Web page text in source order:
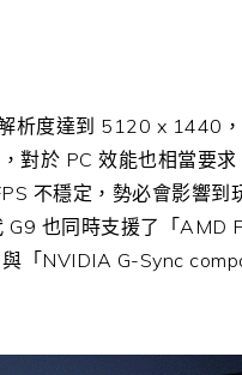
析度達到 5120 x 1440
對於 PC 效能也相當要
不穩定，勢必會影響到
G9 也同時支援了「AMD
「NVIDIA G-Sync